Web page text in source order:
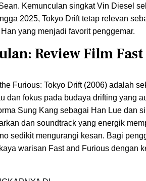
Kemunculan singkat Vin Diesel
2025, Tokyo Drift tetap relevan
yang menjadi favorit penggemar.
Review Film
Furious: Tokyo Drift (2006) adalah
dan fokus pada budaya drifting yang
Sung Kang sebagai Han Lue dan
dan soundtrack yang energik
sedikit mengurangi kesan. Bagi
warisan Fast and Furious dengan